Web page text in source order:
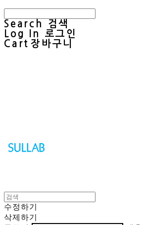
Search
검색
Log In
로그인
Cart 장바구니
수정하기
삭제하기